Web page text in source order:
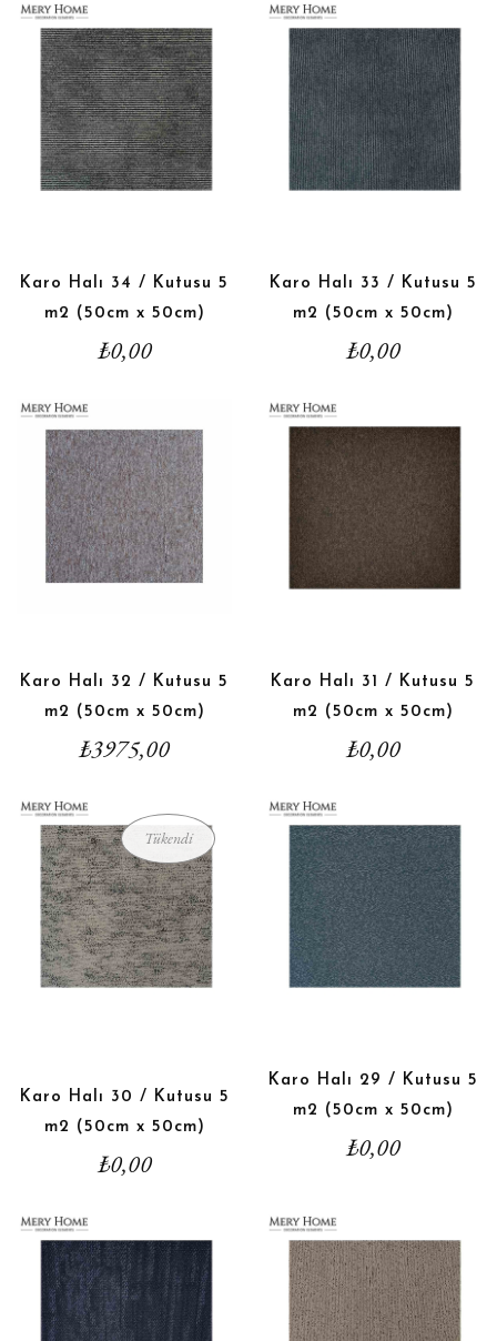
Karo Halı 34 / Kutusu 5
m2 (50cm x 50cm)
₺0,00
Karo Halı 33 / Kutusu 5
m2 (50cm x 50cm)
₺0,00
Karo Halı 32 / Kutusu 5
m2 (50cm x 50cm)
₺3975,00
Karo Halı 31 / Kutusu 5
m2 (50cm x 50cm)
₺0,00
Tükendi
Karo Halı 30 / Kutusu 5
m2 (50cm x 50cm)
₺0,00
Karo Halı 29 / Kutusu 5
m2 (50cm x 50cm)
₺0,00